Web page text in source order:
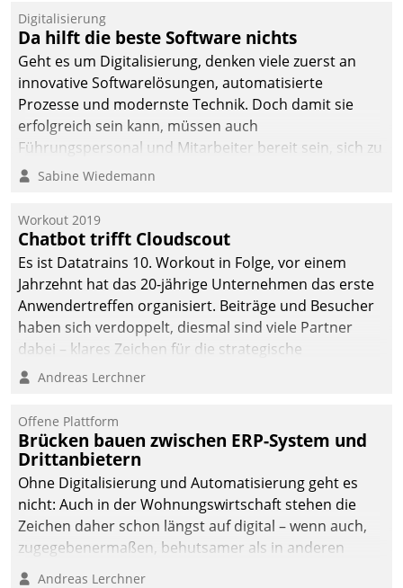
Einsparungen durch optimierte und automatisierte
Prozesse. Doch man darf nicht zu viel erwarten: Allein
mit der Einführung einer neuen Software ist es nicht
getan. Die Digitalisierung erfordert von Unternehmen
die Bereitschaft, sich zu überprüfen, zu hinterfragen
und zu verändern.
Digitalisierung
Da hilft die beste Software nichts
Geht es um Digitalisierung, denken viele zuerst an
innovative Softwarelösungen, automatisierte
Prozesse und modernste Technik. Doch damit sie
erfolgreich sein kann, müssen auch
Führungspersonal und Mitarbeiter bereit sein, sich zu
verändern und anzupassen, sonst werden sie an ihr
Sabine Wiedemann
Workout 2019
Chatbot trifft Cloudscout
Es ist Datatrains 10. Workout in Folge, vor einem
Jahrzehnt hat das 20-jährige Unternehmen das erste
Anwendertreffen organisiert. Beiträge und Besucher
haben sich verdoppelt, diesmal sind viele Partner
dabei – klares Zeichen für die strategische
Fokussierung auf den Kunden.
Andreas Lerchner
Offene Plattform
Brücken bauen zwischen ERP-System und
Drittanbietern
Ohne Digitalisierung und Automatisierung geht es
nicht: Auch in der Wohnungswirtschaft stehen die
Zeichen daher schon längst auf digital – wenn auch,
zugegebenermaßen, behutsamer als in anderen
Branchen.
Andreas Lerchner